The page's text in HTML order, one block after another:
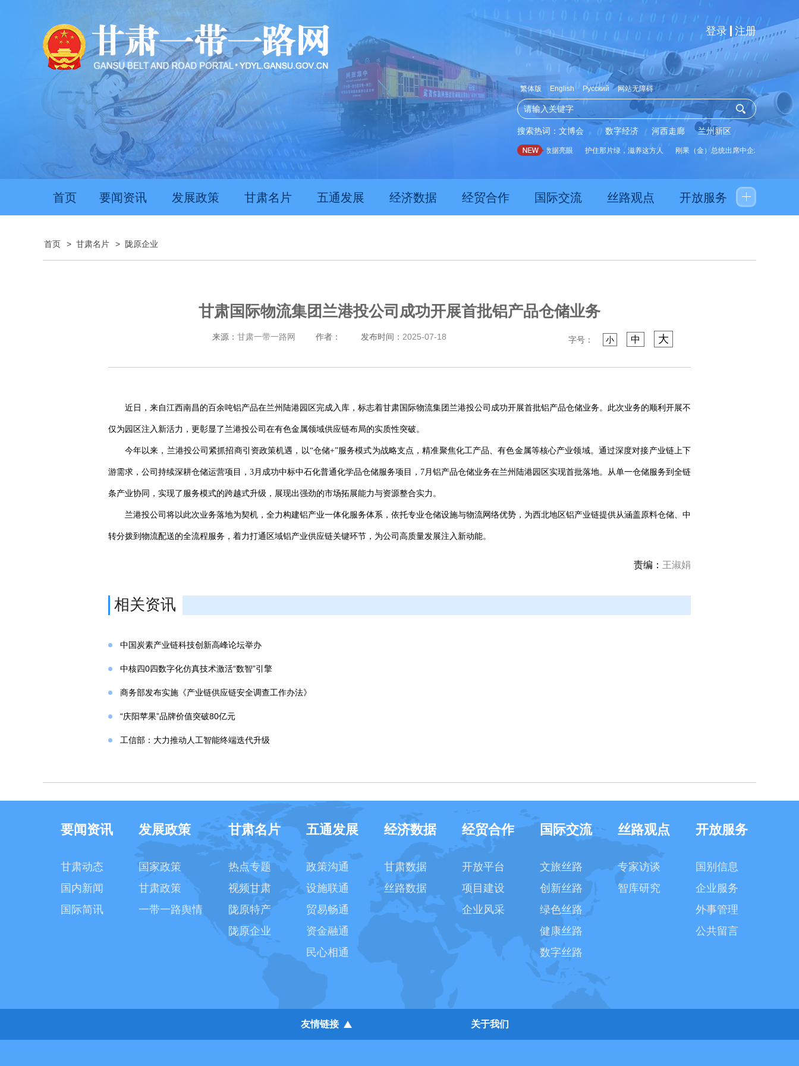
登录 注册
繁体版 English Русский 网站无障碍
搜索热词： 文博会 数字经济 河西走廊 兰州新区
推动经济持续向新向优向好发展 甘肃上半年新质生产力发展数据亮眼 护住那片绿，滋养这方人 刚果（金）总统出席中企承建水厂启用仪
首页 要闻资讯 发展政策 甘肃名片 五通发展 经济数据 经贸合作 国际交流 丝路观点 开放服务
首页 > 甘肃名片 > 陇原企业
甘肃国际物流集团兰港投公司成功开展首批铝产品仓储业务
来源： 甘肃一带一路网 作者： 发布时间： 2025-07-18 字号： 小 中 大
近日，来自江西南昌的百余吨铝产品在兰州陆港园区完成入库，标志着甘肃国际物流集团兰港投公司成功开展首批铝产品仓储业务。此次业务的顺利开展不
仅为园区注入新活力，更彰显了兰港投公司在有色金属领域供应链布局的实质性突破。
今年以来，兰港投公司紧抓招商引资政策机遇，以“仓储+”服务模式为战略支点，精准聚焦化工产品、有色金属等核心产业领域。通过深度对接产业链上下
游需求，公司持续深耕仓储运营项目，3月成功中标中石化普通化学品仓储服务项目，7月铝产品仓储业务在兰州陆港园区实现首批落地。从单一仓储服务到全链
条产业协同，实现了服务模式的跨越式升级，展现出强劲的市场拓展能力与资源整合实力。
兰港投公司将以此次业务落地为契机，全力构建铝产业一体化服务体系，依托专业仓储设施与物流网络优势，为西北地区铝产业链提供从涵盖原料仓储、中
转分拨到物流配送的全流程服务，着力打通区域铝产业供应链关键环节，为公司高质量发展注入新动能。
责编： 王淑娟
相关资讯
中国炭素产业链科技创新高峰论坛举办
中核四0四数字化仿真技术激活“数智”引擎
商务部发布实施《产业链供应链安全调查工作办法》
“庆阳苹果”品牌价值突破80亿元
工信部：大力推动人工智能终端迭代升级
要闻资讯
甘肃动态
国内新闻
国际简讯
发展政策
国家政策
甘肃政策
一带一路舆情
甘肃名片
热点专题
视频甘肃
陇原特产
陇原企业
五通发展
政策沟通
设施联通
贸易畅通
资金融通
民心相通
经济数据
甘肃数据
丝路数据
经贸合作
开放平台
项目建设
企业风采
国际交流
文旅丝路
创新丝路
绿色丝路
健康丝路
数字丝路
丝路观点
专家访谈
智库研究
开放服务
国别信息
企业服务
外事管理
公共留言
友情链接 关于我们